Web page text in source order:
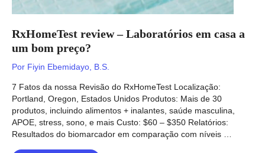
RxHomeTest review – Laboratórios em casa a
um bom preço?
Por Fiyin Ebemidayo, B.S.
7 Fatos da nossa Revisão do RxHomeTest Localização:
Portland, Oregon, Estados Unidos Produtos: Mais de 30
produtos, incluindo alimentos + inalantes, saúde masculina,
APOE, stress, sono, e mais Custo: $60 – $350 Relatórios:
Resultados do biomarcador em comparação com níveis …